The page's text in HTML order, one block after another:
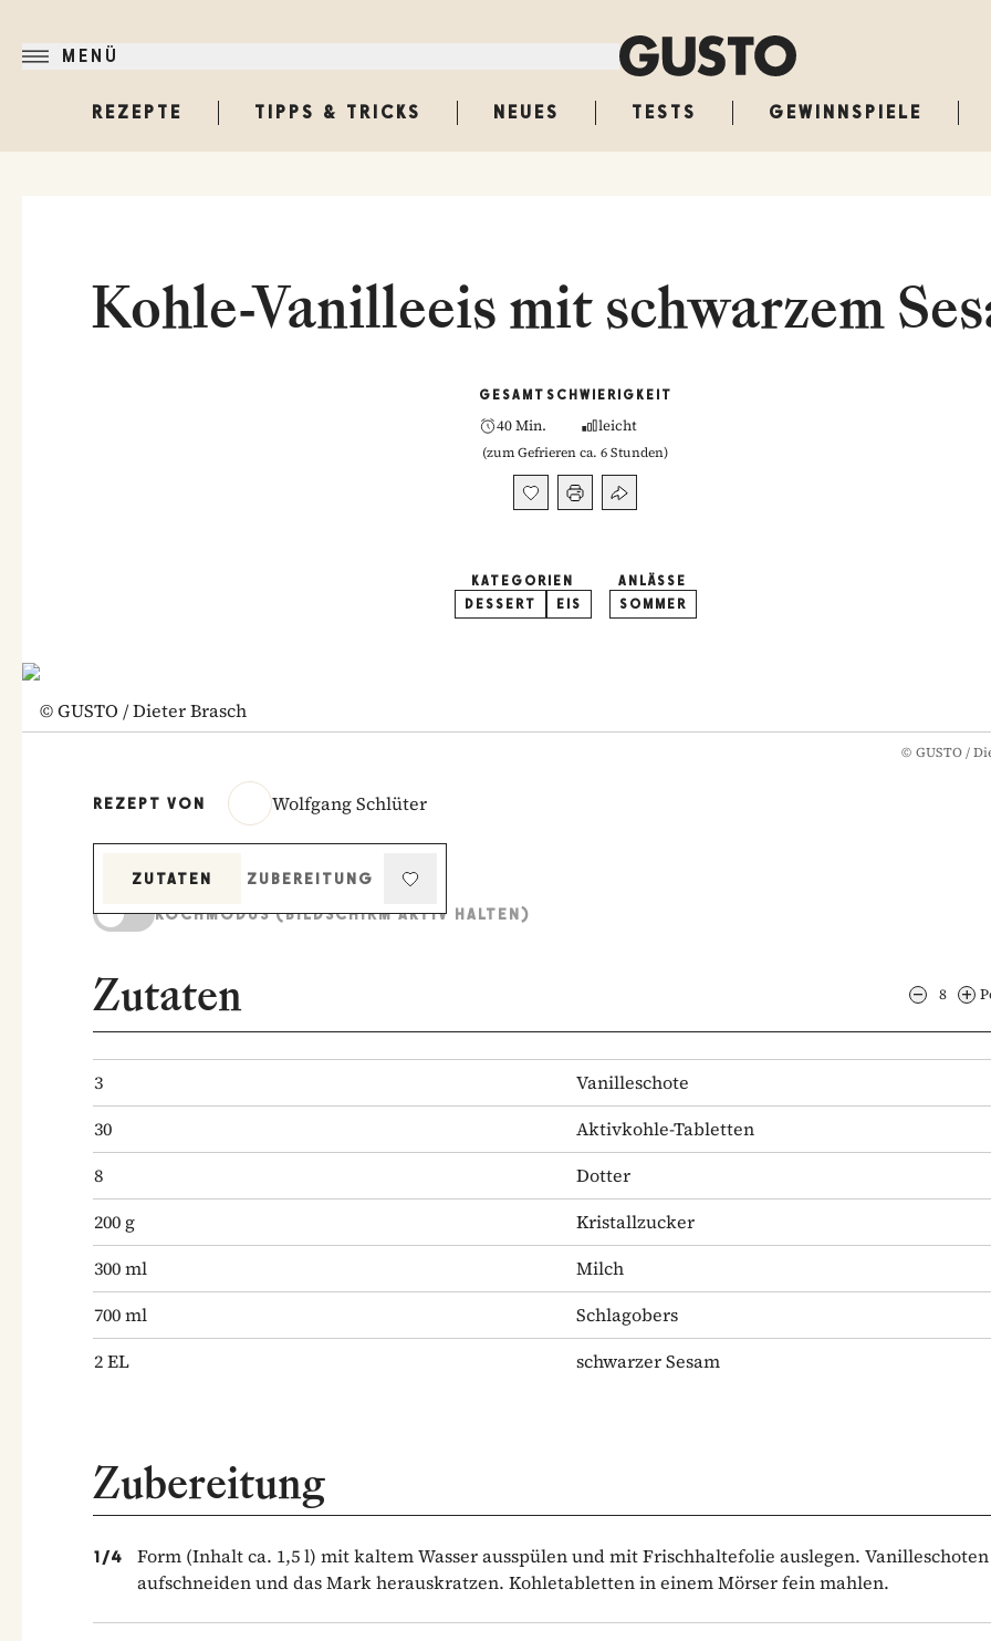
MENÜ
REZEPTE TIPPS & TRICKS NEUES TESTS GEWINNSPIELE
Kohle-Vanilleeis mit schwarzem
GESAMT
40 Min.
SCHWIERIGKEIT
leicht
(zum Gefrieren ca. 6 Stunden)
KATEGORIEN
DESSERT
EIS
ANLÄSSE
SOMMER
©GUSTO / Dieter Brasch
© GUSTO /
REZEPT VON Wolfgang Schlüter
ZUTATEN
ZUBEREITUNG
KOCHMODUS (BILDSCHIRM AKTIV HALTEN)
Zutaten 8
3
Vanilleschote
30
Aktivkohle-Tabletten
8
Dotter
200 g
Kristallzucker
300ml
Milch
700ml
Schlagobers
2EL schwarzer Sesam
Zubereitung
1/4
Form (Inhalt ca. 1,5 l) mit kaltem Wasser ausspülen und mit Frischhaltefolie auslegen.
aufschneiden und das Mark herauskratzen. Kohletabletten in einem Mörser fein mahlen.